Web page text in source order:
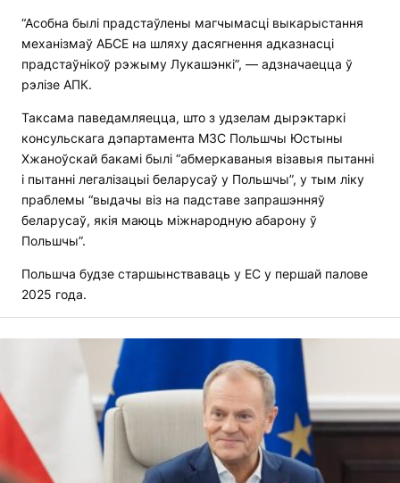
“Асобна былі прадстаўлены магчымасці выкарыстання
механізмаў АБСЕ на шляху дасягнення адказнасці
прадстаўнікоў рэжыму Лукашэнкі”, — адзначаецца ў
рэлізе АПК.
Таксама паведамляецца, што з удзелам дырэктаркі
консульскага дэпартамента МЗС Польшчы Юстыны
Хжаноўскай бакамі былі “абмеркаваныя візавыя пытанні
і пытанні легалізацыі беларусаў у Польшчы”, у тым ліку
праблемы “выдачы віз на падставе запрашэнняў
беларусаў, якія маюць міжнародную абарону ў
Польшчы”.
Польшча будзе старшынстваваць у ЕС у першай палове
2025 года.